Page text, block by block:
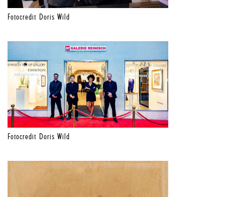
Fotocredit Doris Wild
Fotocredit Doris Wild